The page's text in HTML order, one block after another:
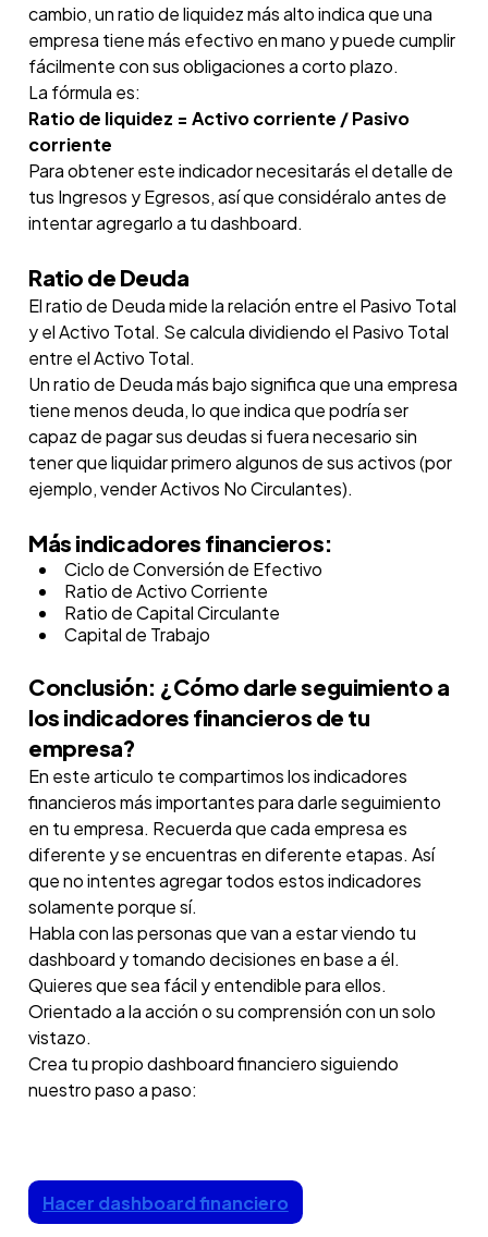
cambio, un ratio de liquidez más alto indica que una
empresa tiene más efectivo en mano y puede cumplir
fácilmente con sus obligaciones a corto plazo.
La fórmula es:
Ratio de liquidez = Activo corriente / Pasivo
corriente
Para obtener este indicador necesitarás el detalle de
tus Ingresos y Egresos, así que considéralo antes de
intentar agregarlo a tu dashboard.
Ratio de Deuda
El ratio de Deuda mide la relación entre el Pasivo Total
y el Activo Total. Se calcula dividiendo el Pasivo Total
entre el Activo Total.
Un ratio de Deuda más bajo significa que una empresa
tiene menos deuda, lo que indica que podría ser
capaz de pagar sus deudas si fuera necesario sin
tener que liquidar primero algunos de sus activos (por
ejemplo, vender Activos No Circulantes).
Más indicadores financieros:
Ciclo de Conversión de Efectivo
Ratio de Activo Corriente
Ratio de Capital Circulante
Capital de Trabajo
Conclusión: ¿Cómo darle seguimiento a
los indicadores financieros de tu
empresa?
En este articulo te compartimos los indicadores
financieros más importantes para darle seguimiento
en tu empresa. Recuerda que cada empresa es
diferente y se encuentras en diferente etapas. Así
que no intentes agregar todos estos indicadores
solamente porque sí.
Habla con las personas que van a estar viendo tu
dashboard y tomando decisiones en base a él.
Quieres que sea fácil y entendible para ellos.
Orientado a la acción o su comprensión con un solo
vistazo.
Crea tu propio dashboard financiero siguiendo
nuestro paso a paso:
Hacer dashboard financiero